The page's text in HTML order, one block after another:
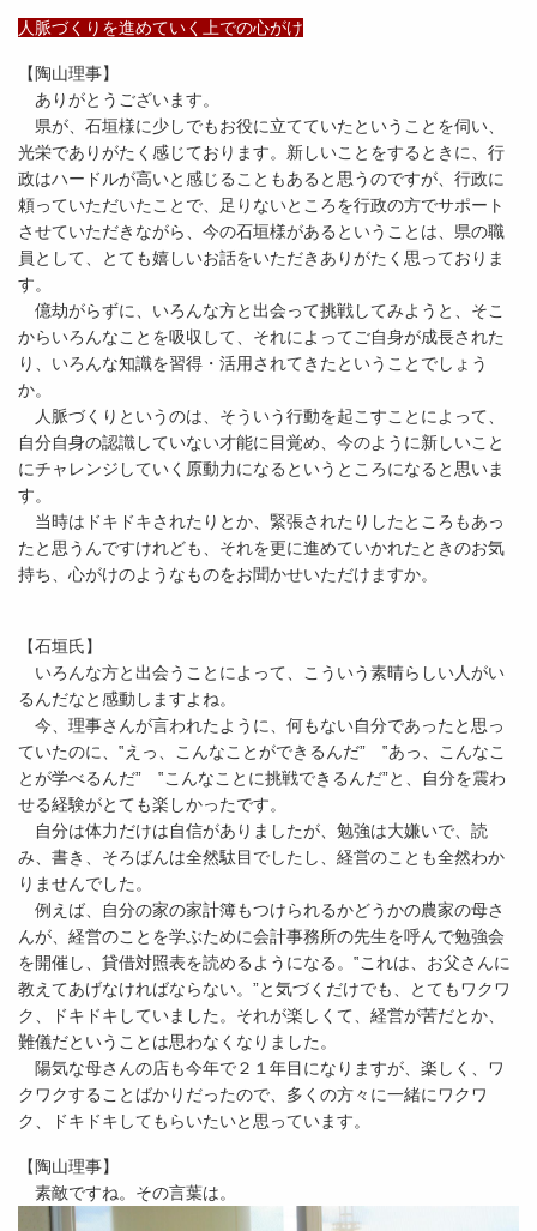
人脈づくりを進めていく上での心がけ
【陶山理事】
ありがとうございます。
県が、石垣様に少しでもお役に立てていたということを伺い、
光栄でありがたく感じております。新しいことをするときに、行
政はハードルが高いと感じることもあると思うのですが、行政に
頼っていただいたことで、足りないところを行政の方でサポート
させていただきながら、今の石垣様があるということは、県の職
員として、とても嬉しいお話をいただきありがたく思っておりま
す。
億劫がらずに、いろんな方と出会って挑戦してみようと、そこ
からいろんなことを吸収して、それによってご自身が成長された
り、いろんな知識を習得・活用されてきたということでしょう
か。
人脈づくりというのは、そういう行動を起こすことによって、
自分自身の認識していない才能に目覚め、今のように新しいこと
にチャレンジしていく原動力になるというところになると思いま
す。
当時はドキドキされたりとか、緊張されたりしたところもあっ
たと思うんですけれども、それを更に進めていかれたときのお気
持ち、心がけのようなものをお聞かせいただけますか。
【石垣氏】
いろんな方と出会うことによって、こういう素晴らしい人がい
るんだなと感動しますよね。
今、理事さんが言われたように、何もない自分であったと思っ
ていたのに、‟えっ、こんなことができるんだ” ‟あっ、こんなこ
とが学べるんだ” ‟こんなことに挑戦できるんだ”と、自分を震わ
せる経験がとても楽しかったです。
自分は体力だけは自信がありましたが、勉強は大嫌いで、読
み、書き、そろばんは全然駄目でしたし、経営のことも全然わか
りませんでした。
例えば、自分の家の家計簿もつけられるかどうかの農家の母さ
んが、経営のことを学ぶために会計事務所の先生を呼んで勉強会
を開催し、貸借対照表を読めるようになる。‟これは、お父さんに
教えてあげなければならない。”と気づくだけでも、とてもワクワ
ク、ドキドキしていました。それが楽しくて、経営が苦だとか、
難儀だということは思わなくなりました。
陽気な母さんの店も今年で２１年目になりますが、楽しく、ワ
クワクすることばかりだったので、多くの方々に一緒にワクワ
ク、ドキドキしてもらいたいと思っています。
【陶山理事】
素敵ですね。その言葉は。